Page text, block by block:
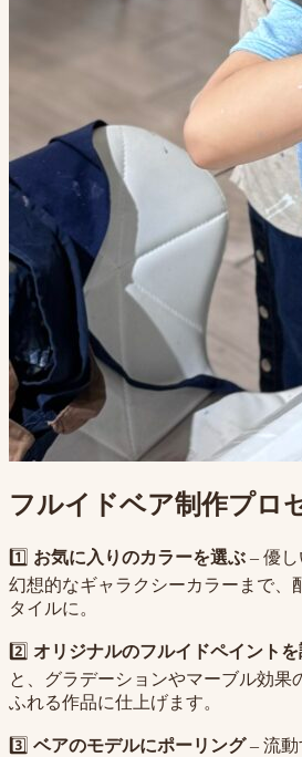
フルイドベア制作プロ
1️⃣ お気に入りのカラーを選ぶ – 優
幻想的なギャラクシーカラーまで、
タイルに。
2️⃣ オリジナルのフルイドペイント
と、グラデーションやマーブル効果
ふれる作品に仕上げます。
3️⃣ ベアのモデルにポーリング– 流動